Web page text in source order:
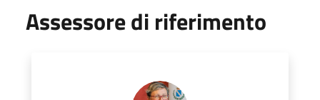
Assessore di riferimento